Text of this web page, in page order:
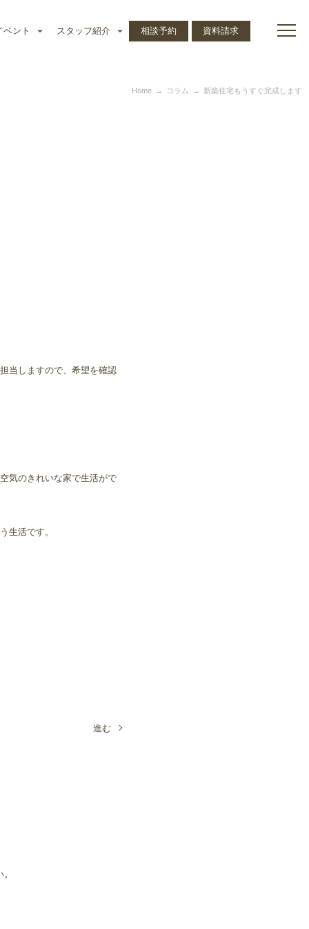
ベント スタッフ紹介 相談予約 資料請求
Home コラム 新築住宅もうすぐ完成します
当しますので、希望を確認
気のきれいな家で生活がで
生活です。
進む